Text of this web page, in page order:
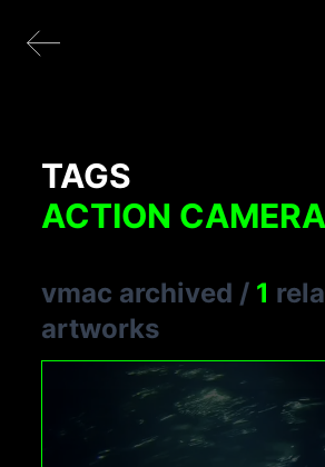
TAGS
ACTION CAMERA
vmac archived / 1
artworks